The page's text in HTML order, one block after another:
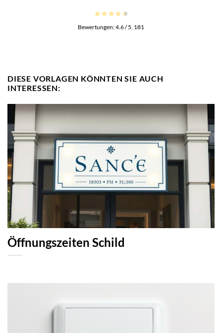
Bewertungen:4.6/ 5. 181
DIESE VORLAGEN KÖNNTEN SIE AUCH
INTERESSEN:
Öffnungszeiten Schild